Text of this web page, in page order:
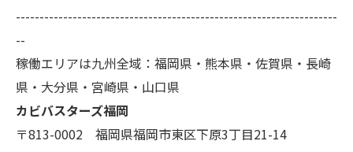
--------------------------------------------------------------------
--
稼働エリアは九州全域：福岡県・熊本県・佐賀県・長崎
県・大分県・宮崎県・山口県
カビバスターズ福岡
〒813-0002 福岡県福岡市東区下原3丁目21-14